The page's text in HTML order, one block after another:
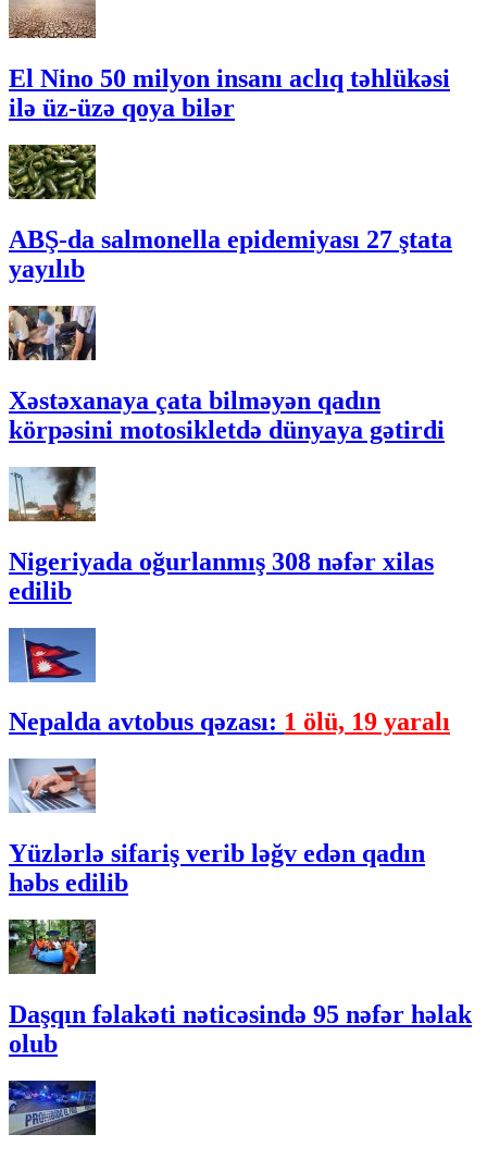
El Nino 50 milyon insanı aclıq təhlükəsi
ilə üz-üzə qoya bilər
ABŞ-da salmonella epidemiyası 27 ştata
yayılıb
Xəstəxanaya çata bilməyən qadın
körpəsini motosikletdə dünyaya gətirdi
Nigeriyada oğurlanmış 308 nəfər xilas
edilib
Nepalda avtobus qəzası: 1 ölü, 19 yaralı
Yüzlərlə sifariş verib ləğv edən qadın
həbs edilib
Daşqın fəlakəti nəticəsində 95 nəfər həlak
olub